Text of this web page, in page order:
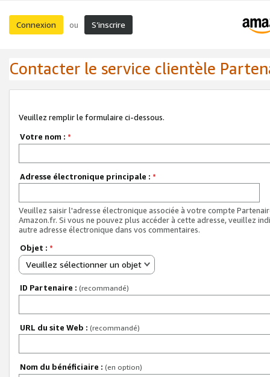
Connexion ou S’inscrire
Contacter le service clientèle
Veuillez remplir le formulaire ci-dessous.
Votre nom : *
Adresse électronique principale : *
Veuillez saisir l'adresse électronique associée à votre compte
Amazon.fr. Si vous ne pouvez plus accéder à cette adresse, veuillez
autre adresse électronique dans vos commentaires.
Objet : *
Veuillez sélectionner un objet
ID Partenaire : (recommandé)
URL du site Web : (recommandé)
Nom du bénéficiaire : (en option)